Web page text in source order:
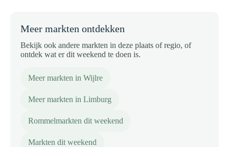
Meer markten ontdekken
Bekijk ook andere markten in deze plaats of regio, of
ontdek wat er dit weekend te doen is.
Meer markten in Wijlre
Meer markten in Limburg
Rommelmarkten dit weekend
Markten dit weekend